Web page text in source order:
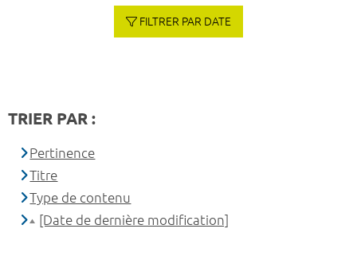
FILTRER PAR DATE
TRIER PAR :
Pertinence
Titre
Type de contenu
[Date de dernière modification]